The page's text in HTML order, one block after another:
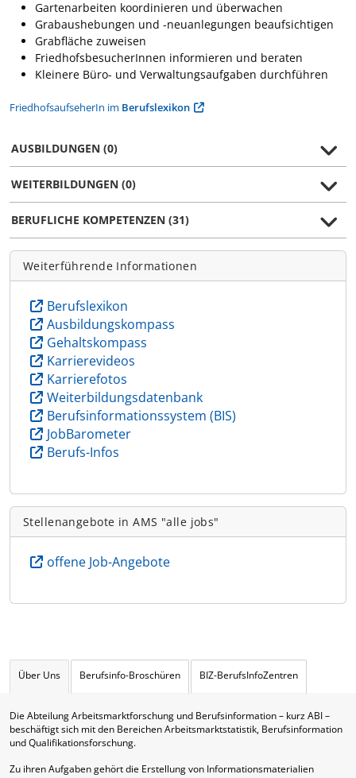
Gartenarbeiten koordinieren und überwachen
Grabaushebungen und -neuanlegungen beaufsichtigen
Grabfläche zuweisen
FriedhofsbesucherInnen informieren und beraten
Kleinere Büro- und Verwaltungsaufgaben durchführen
FriedhofsaufseherIn im Berufslexikon
AUSBILDUNGEN (0)
WEITERBILDUNGEN (0)
BERUFLICHE KOMPETENZEN (31)
Weiterführende Informationen
Berufslexikon
Ausbildungskompass
Gehaltskompass
Karrierevideos
Karrierefotos
Weiterbildungsdatenbank
Berufsinformationssystem (BIS)
JobBarometer
Berufs-Infos
Stellenangebote in AMS "alle jobs"
offene Job-Angebote
Über Uns Berufsinfo-Broschüren BIZ-BerufsInfoZentren
Die Abteilung Arbeitsmarktforschung und Berufsinformation – kurz ABI –
beschäftigt sich mit den Bereichen Arbeitsmarktstatistik, Berufsinformation
und Qualifikationsforschung.
Zu ihren Aufgaben gehört die Erstellung von Informationsmaterialien